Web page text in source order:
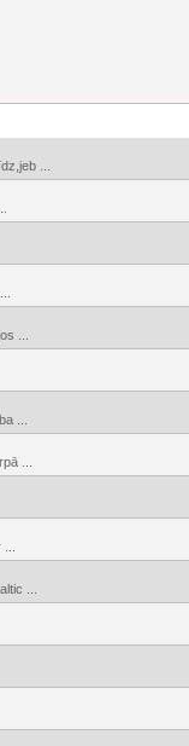
...
...
...
...
...